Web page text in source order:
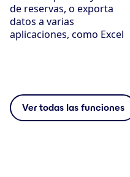
de reservas, o exporta
datos a varias
aplicaciones, como Excel
Ver todas las funciones